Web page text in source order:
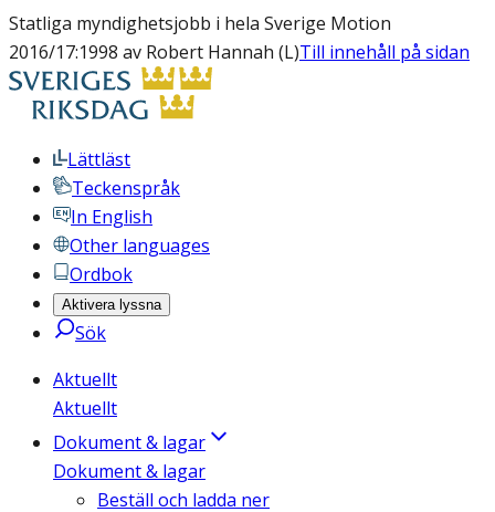
Statliga myndighetsjobb i hela Sverige Motion
2016/17:1998 av Robert Hannah (L)Till innehåll på sidan
Lättläst
Teckenspråk
In English
Other languages
Ordbok
Aktivera lyssna
Sök
Aktuellt
Aktuellt
Dokument & lagar
Dokument & lagar
Beställ och ladda ner